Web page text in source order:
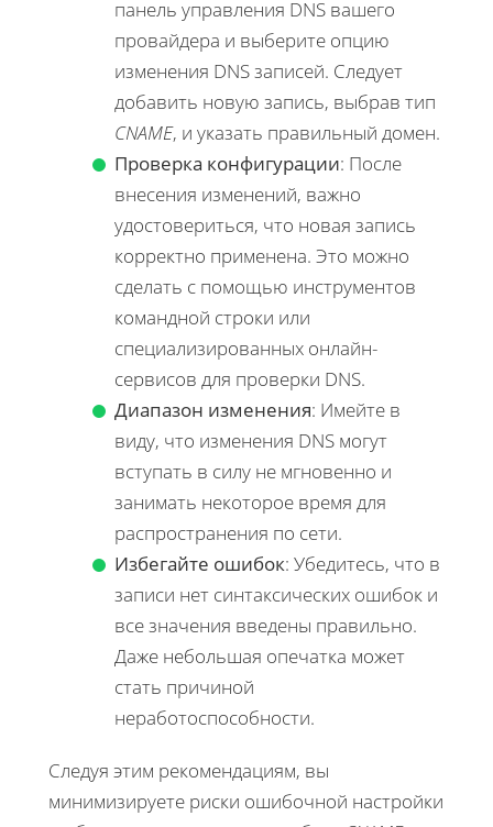
панель управления DNS вашего
провайдера и выберите опцию
изменения DNS записей. Следует
добавить новую запись, выбрав тип
CNAME, и указать правильный домен.
Проверка конфигурации: После
внесения изменений, важно
удостовериться, что новая запись
корректно применена. Это можно
сделать с помощью инструментов
командной строки или
специализированных онлайн-
сервисов для проверки DNS.
Диапазон изменения: Имейте в
виду, что изменения DNS могут
вступать в силу не мгновенно и
занимать некоторое время для
распространения по сети.
Избегайте ошибок: Убедитесь, что в
записи нет синтаксических ошибок и
все значения введены правильно.
Даже небольшая опечатка может
стать причиной
неработоспособности.
Следуя этим рекомендациям, вы
минимизируете риски ошибочной настройки